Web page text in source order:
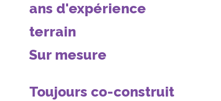
ans d'expérience
terrain
Sur mesure
Toujours co-construit